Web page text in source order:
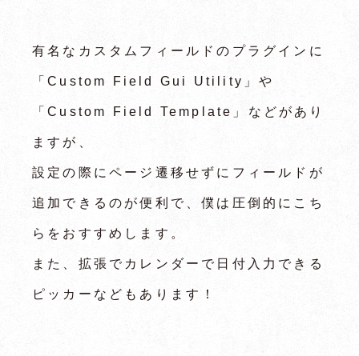
有名なカスタムフィールドのプラグインに
「Custom Field Gui Utility」や
「Custom Field Template」などがあり
ますが、
設定の際にページ遷移せずにフィールドが
追加できるのが便利で、僕は圧倒的にこち
らをおすすめします。
また、拡張でカレンダーで日付入力できる
ピッカーなどもあります！